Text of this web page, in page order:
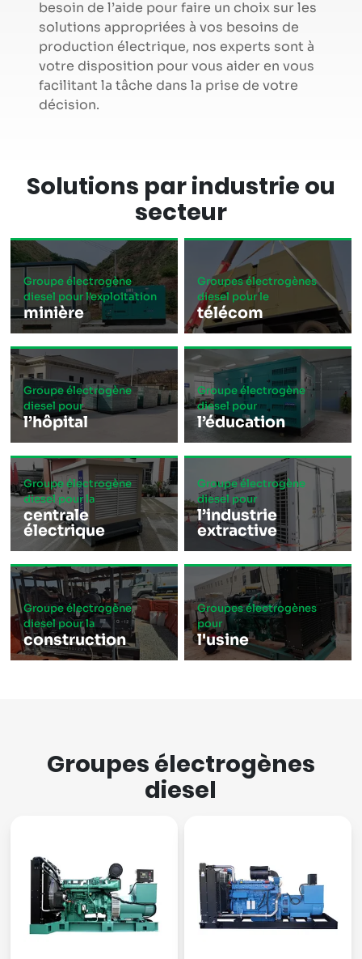
besoin de l’aide pour faire un choix sur les
solutions appropriées à vos besoins de
production électrique, nos experts sont à
votre disposition pour vous aider en vous
facilitant la tâche dans la prise de votre
décision.
Solutions par industrie ou
secteur
Groupe électrogène
diesel pour l'exploitation
minière
Groupes électrogènes
diesel pour le
télécom
Groupe électrogène
diesel pour
l’hôpital
Groupe électrogène
diesel pour
l’éducation
Groupe électrogène
diesel pour la
centrale
électrique
Groupe électrogène
diesel pour
l’industrie
extractive
Groupe électrogène
diesel pour la
construction
Groupes électrogènes
pour
l'usine
Groupes électrogènes
diesel